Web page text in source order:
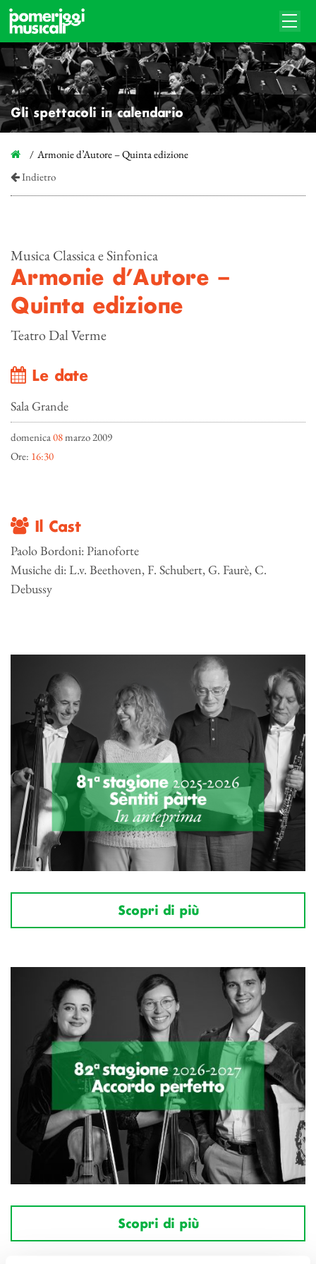
Gli spettacoli in calendario
Armonie d’Autore – Quinta edizione
Indietro
Musica Classica e Sinfonica
Armonie d’Autore –
Quinta edizione
Teatro Dal Verme
Le date
Sala Grande
domenica08marzo 2009
Ore: 16:30
Il Cast
Paolo Bordoni: Pianoforte
Musiche di: L.v. Beethoven, F. Schubert, G. Faurè, C.
Debussy
Scopri di più
Scopri di più